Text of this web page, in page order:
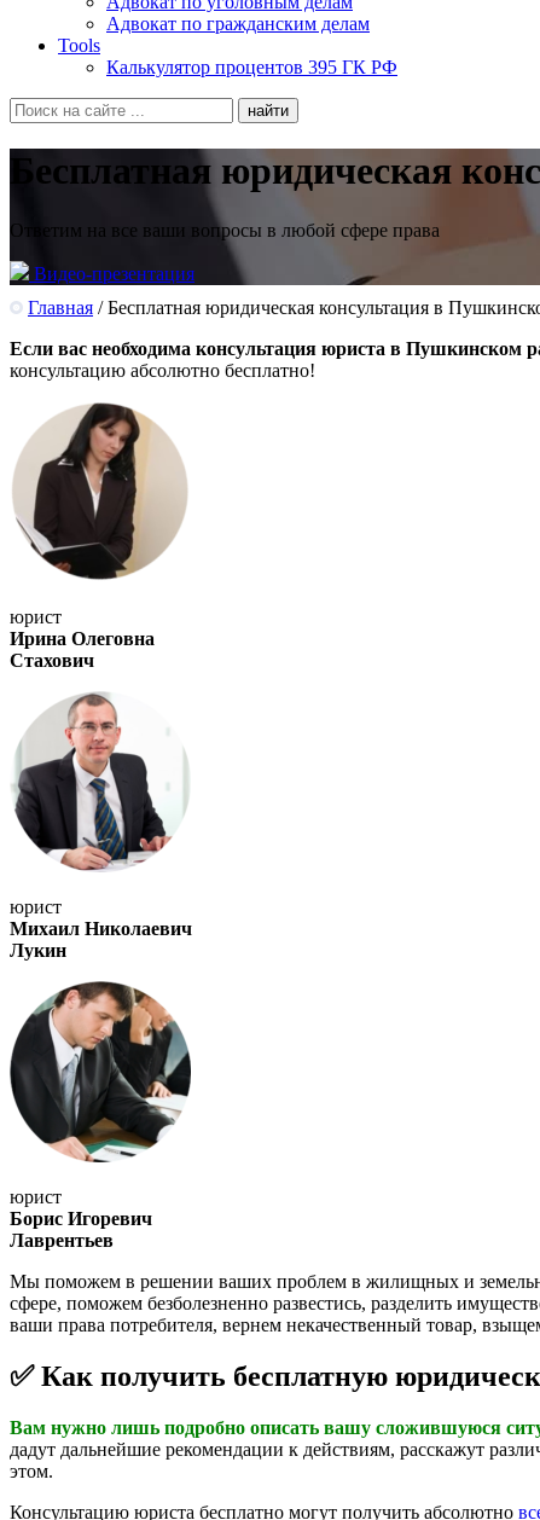
Адвокат по гражданским делам
Tools
Калькулятор процентов 395 ГК РФ
Бесплатная юридическая
Ответим на все ваши вопросы в любой сфере права
Видео-презентация
Главная / Бесплатная юридическая консультация в
Если вас необходима консультация юриста в Пушкинском
консультацию абсолютно бесплатно!
юрист
Ирина Олеговна
Стахович
юрист
Михаил Николаевич
Лукин
юрист
Борис Игоревич
Лаврентьев
Мы поможем в решении ваших проблем в жилищных и
сфере, поможем безболезненно развестись, разделить
ваши права потребителя, вернем некачественный товар,
✅ Как получить бесплатную
Вам нужно лишь подробно описать вашу сложившуюся
дадут дальнейшие рекомендации к действиям, расскажут
этом.
Консультацию юриста бесплатно могут получить абсолютно